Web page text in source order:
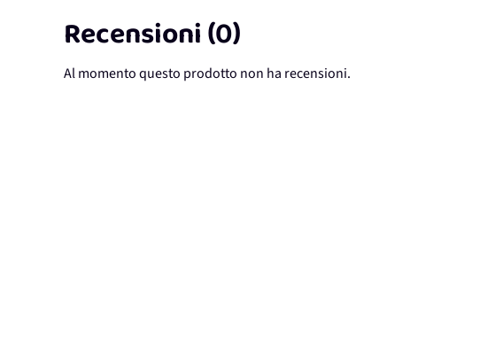
Recensioni (0)
Al momento questo prodotto non ha recensioni.